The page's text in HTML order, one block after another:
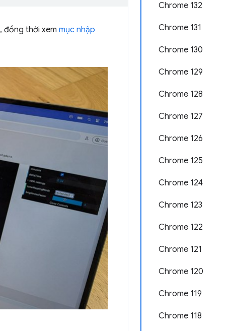
Chrome 132
Chrome 131
Chrome 130
Chrome 129
Chrome 128
Chrome 127
Chrome 126
Chrome 125
Chrome 124
Chrome 123
Chrome 122
Chrome 121
Chrome 120
Chrome 119
Chrome 118
, đồng thời xem mục nhập